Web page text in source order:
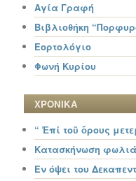
Αγία Γραφή
Βιβλιοθήκη
Εορτολόγιο
Φωνή Κυρίου
ΧΡΟΝΙΚΑ
“ Ἐπί τοῦ ὄρους
Κατασκήνωση
Εν όψει του